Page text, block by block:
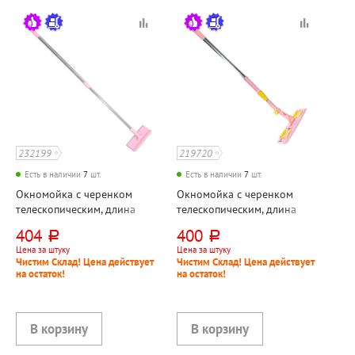
232199
Есть в наличии 7 шт.
Окномойка с черенком
телескопическим, длина
Доляна, пластик+велюр,
19см*7см, розовая,
водосгон
404 руб.
Цена за штуку
Чистим Склад! Цена действует
на остаток!
219720
Есть в наличии 7 шт.
Окномойка с черенком
телескопическим, длина
микрофибра, 25см,
розовая, желтая
400 руб.
Цена за штуку
Чистим Склад! Цена действует
на остаток!